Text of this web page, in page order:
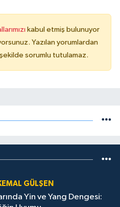
kabul etmiş bulunuyor
Yazılan yorumlardan
sorumlu tutulamaz.
GÜLŞEN
Yin ve Yang Dengesi: